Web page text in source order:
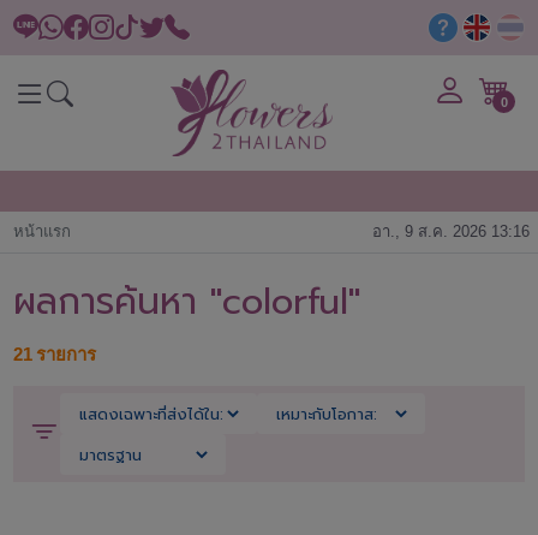
0
หน้าแรก อา., 9 ส.ค. 2026 13:16
ผลการค้นหา "colorful"
21 รายการ